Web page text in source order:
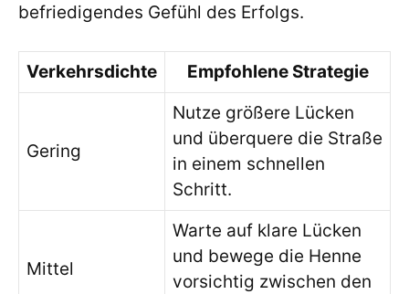
befriedigendes Gefühl des Erfolgs.
Verkehrsdichte Empfohlene Strategie
Gering
Nutze größere Lücken
und überquere die Straße
in einem schnellen
Schritt.
Mittel
Warte auf klare Lücken
und bewege die Henne
vorsichtig zwischen den